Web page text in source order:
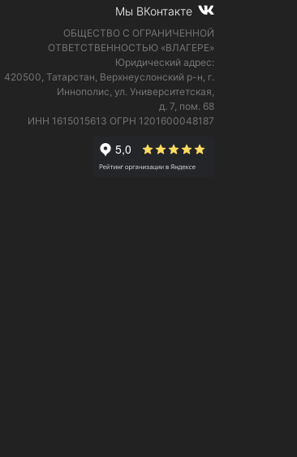
Мы ВКонтакте
ОБЩЕСТВО С ОГРАНИЧЕННОЙ
ОТВЕТСТВЕННОСТЬЮ «ВЛАГЕРЕ»
Юридический адрес:
420500, Татарстан, Верхнеуслонский р-н, г.
Иннополис, ул. Университетская,
д. 7, пом. 68
ИНН 1615015613 ОГРН 1201600048187